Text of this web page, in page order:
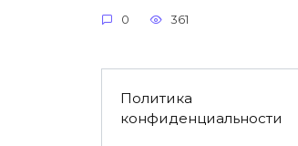
0 361
Политика
конфиденциальности